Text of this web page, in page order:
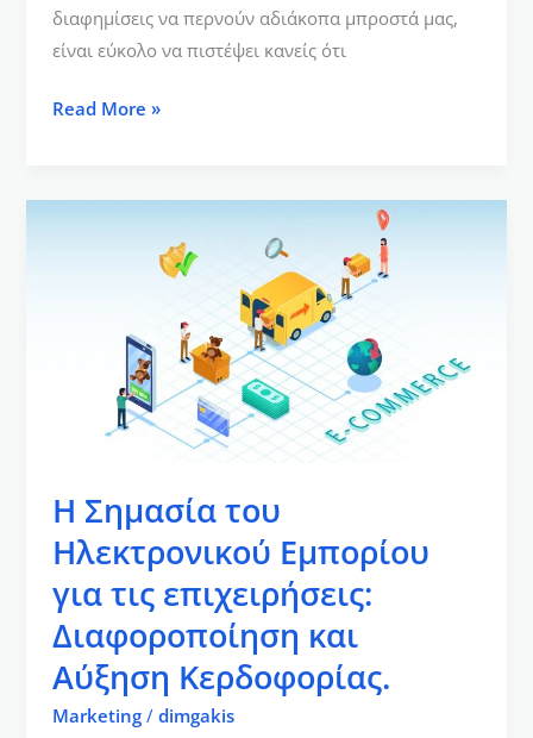
διαφημίσεις να περνούν αδιάκοπα μπροστά μας,
είναι εύκολο να πιστέψει κανείς ότι
Read More »
Η Σημασία του
Ηλεκτρονικού Εμπορίου
για τις επιχειρήσεις:
Διαφοροποίηση και
Αύξηση Κερδοφορίας.
Marketing /dimgakis
Εμπορίου
επιχειρήσεις:
και
Αύξηση
Κερδοφορίας.